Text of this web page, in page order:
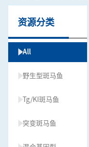
资源分类
All
野生型斑马鱼
Tg/KI斑马鱼
突变斑马鱼